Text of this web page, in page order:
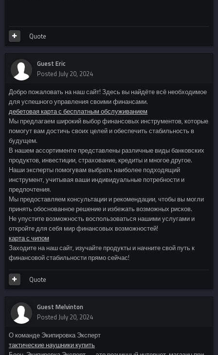
Quote
Guest Eric
Posted July 20, 2024
Добро пожаловать на наш сайт! Здесь вы найдёте всё необходимое
для успешного управления своими финансами.
дебетовая карта с бесплатным обслуживанием
Мы предлагаем широкий выбор финансовых инструментов, которые
помогут вам достичь своих целей и обеспечить стабильность в
будущем.
В нашем ассортименте представлены различные виды банковских
продуктов, инвестиции, страхование, кредиты и многое другое.
Наши эксперты помогувам выбрать наиболее подходящий
инструмент, учитывая ваши индивидуальные потребности и
предпочтения.
Мы предоставляем консультации и рекомендации, чтобы вы могли
принять обоснованное решение и избежать возможных рисков.
Не упустите возможность воспользоваться нашими услугами и
откройте для себя мир финансовых возможностей!
карта с чипом
Заходите на наш сайт, изучайте продукты и начните свой путь к
финансовой стабильности прямо сейчас!
Quote
Guest Melvinton
Posted July 20, 2024
О команде Экипировка Эксперт
тактические наушники купить